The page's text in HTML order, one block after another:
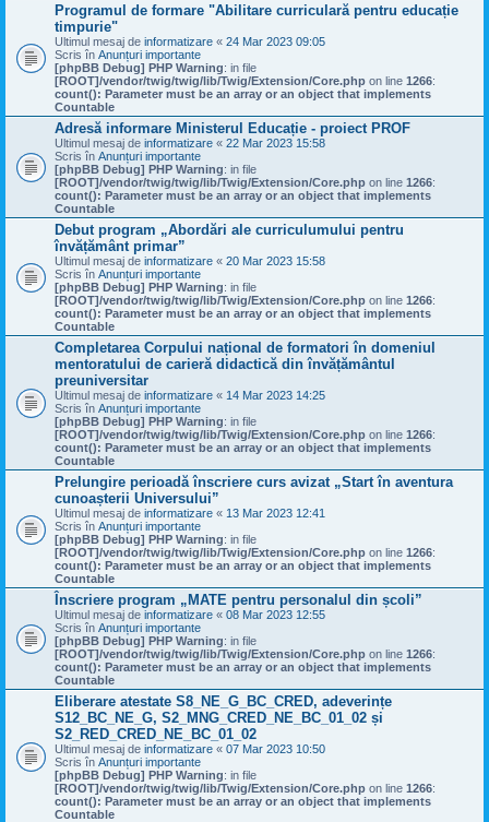
Programul de formare "Abilitare curriculară pentru educație
timpurie"
Ultimul mesaj de informatizare « 24 Mar 2023 09:05
Scris în Anunțuri importante
[phpBB Debug] PHP Warning: in file
[ROOT]/vendor/twig/twig/lib/Twig/Extension/Core.php on line 1266:
count(): Parameter must be an array or an object that implements
Countable
Adresă informare Ministerul Educație - proiect PROF
Ultimul mesaj de informatizare « 22 Mar 2023 15:58
Scris în Anunțuri importante
[phpBB Debug] PHP Warning: in file
[ROOT]/vendor/twig/twig/lib/Twig/Extension/Core.php on line 1266:
count(): Parameter must be an array or an object that implements
Countable
Debut program „Abordări ale curriculumului pentru
învățământ primar”
Ultimul mesaj de informatizare « 20 Mar 2023 15:58
Scris în Anunțuri importante
[phpBB Debug] PHP Warning: in file
[ROOT]/vendor/twig/twig/lib/Twig/Extension/Core.php on line 1266:
count(): Parameter must be an array or an object that implements
Countable
Completarea Corpului național de formatori în domeniul
mentoratului de carieră didactică din învățământul
preuniversitar
Ultimul mesaj de informatizare « 14 Mar 2023 14:25
Scris în Anunțuri importante
[phpBB Debug] PHP Warning: in file
[ROOT]/vendor/twig/twig/lib/Twig/Extension/Core.php on line 1266:
count(): Parameter must be an array or an object that implements
Countable
Prelungire perioadă înscriere curs avizat „Start în aventura
cunoașterii Universului”
Ultimul mesaj de informatizare « 13 Mar 2023 12:41
Scris în Anunțuri importante
[phpBB Debug] PHP Warning: in file
[ROOT]/vendor/twig/twig/lib/Twig/Extension/Core.php on line 1266:
count(): Parameter must be an array or an object that implements
Countable
Înscriere program „MATE pentru personalul din școli”
Ultimul mesaj de informatizare « 08 Mar 2023 12:55
Scris în Anunțuri importante
[phpBB Debug] PHP Warning: in file
[ROOT]/vendor/twig/twig/lib/Twig/Extension/Core.php on line 1266:
count(): Parameter must be an array or an object that implements
Countable
Eliberare atestate S8_NE_G_BC_CRED, adeverințe
S12_BC_NE_G, S2_MNG_CRED_NE_BC_01_02 și
S2_RED_CRED_NE_BC_01_02
Ultimul mesaj de informatizare « 07 Mar 2023 10:50
Scris în Anunțuri importante
[phpBB Debug] PHP Warning: in file
[ROOT]/vendor/twig/twig/lib/Twig/Extension/Core.php on line 1266:
count(): Parameter must be an array or an object that implements
Countable